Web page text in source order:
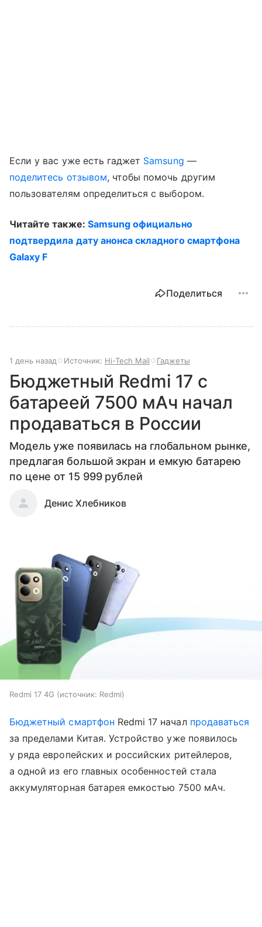
Если у вас уже есть гаджет Samsung —
поделитесь отзывом, чтобы помочь другим
пользователям определиться с выбором.
Читайте также: Samsung официально
подтвердила дату анонса складного смартфона
Galaxy F
Поделиться
1 день назад Источник: Hi-Tech Mail Гаджеты
Бюджетный Redmi 17 с
батареей 7500 мАч начал
продаваться в России
Модель уже появилась на глобальном рынке,
предлагая большой экран и емкую батарею
по цене от 15 999 рублей
Денис Хлебников
Redmi 17 4G источник: Redmi
Бюджетный смартфон Redmi 17 начал продаваться
за пределами Китая. Устройство уже появилось
у ряда европейских и российских ритейлеров,
а одной из его главных особенностей стала
аккумуляторная батарея емкостью 7500 мАч.